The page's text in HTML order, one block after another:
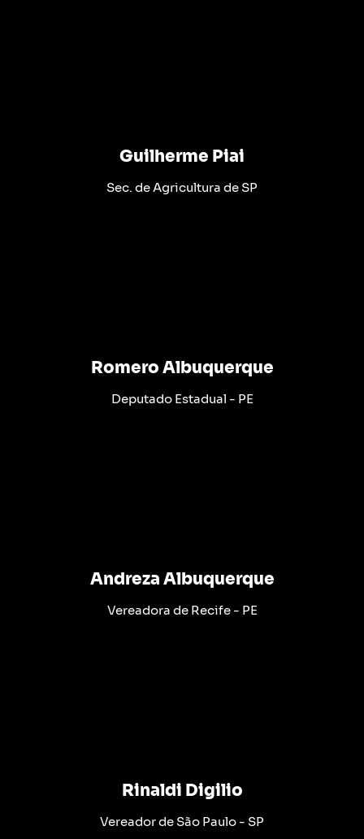
Guilherme Piai
Sec. de Agricultura de SP
Romero Albuquerque
Deputado Estadual - PE
Andreza Albuquerque
Vereadora de Recife - PE
Rinaldi Digilio
Vereador de São Paulo - SP